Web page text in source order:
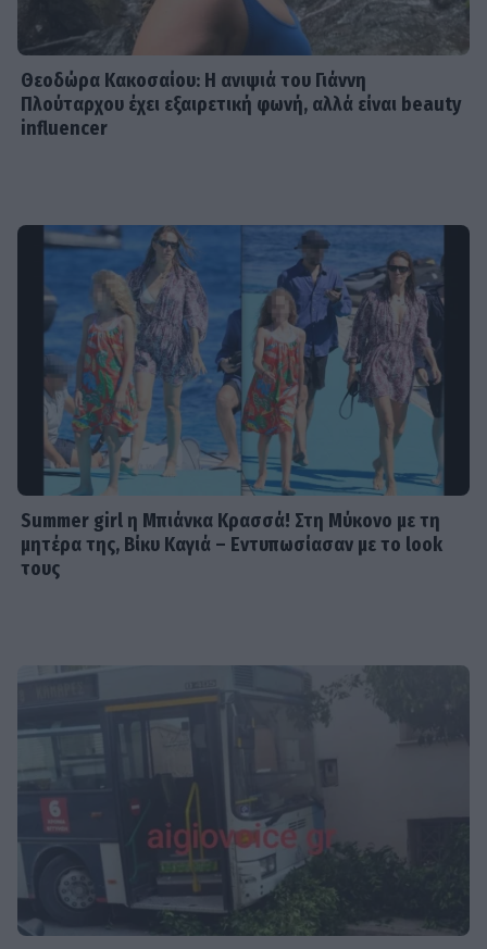
Θεοδώρα Κακοσαίου: Η ανιψιά του Γιάννη
Πλούταρχου έχει εξαιρετική φωνή, αλλά είναι beauty
influencer
Summer girl η Μπιάνκα Κρασσά! Στη Μύκονο με τη
μητέρα της, Βίκυ Καγιά – Εντυπωσίασαν με το look
τους